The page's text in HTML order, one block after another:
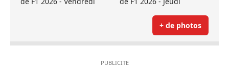
+ de photos